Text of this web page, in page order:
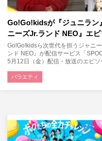
Go!Go!kidsが『ジュニラン
ニーズJr.ランド NEO』エ
Go!Go!kidsら次世代を担うジャニ
ンド NEO』が配信サービス「
5月12日（金）配信・放送のエピ
バラエティ